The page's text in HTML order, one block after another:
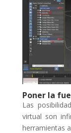
Poner la
Las
virtual son
herramientas